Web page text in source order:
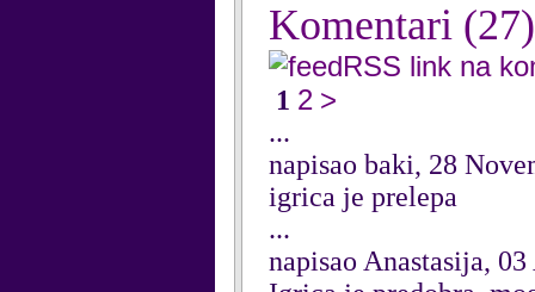
Komentari (27)
RSS link na
1 2 >
...
napisao baki, 28
igrica je prelepa
...
napisao Anastasija,